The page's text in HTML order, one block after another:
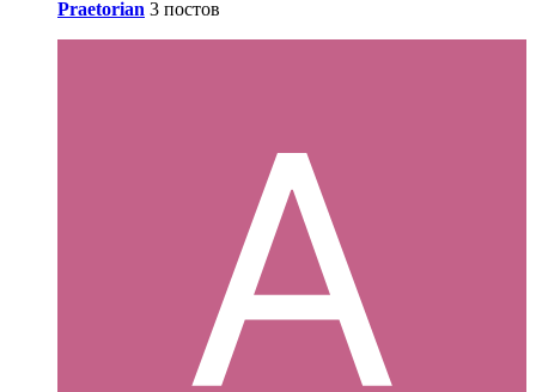
Praetorian 3 постов